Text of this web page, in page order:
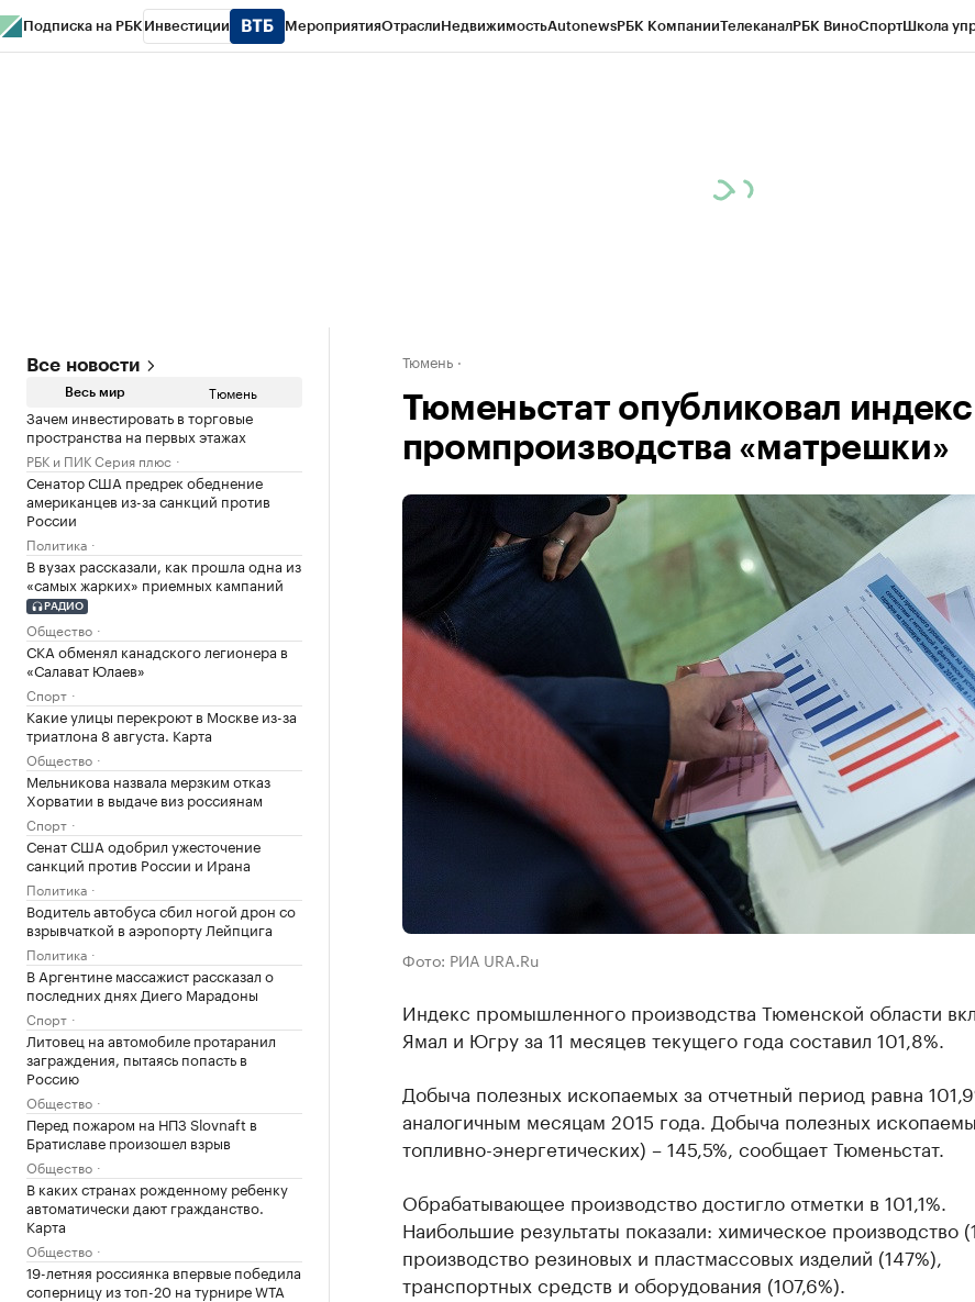
Подписка на РБК Инвестиции МероприятияОтраслиНедвижимостьAutonewsРБК КомпанииТелеканалРБК ВиноСпортШкола
Все новости
Весь мир Тюмень
Зачем инвестировать в торговые
пространства на первых этажах
РБК и ПИК Серия плюс
Сенатор США предрек обеднение
американцев из-за санкций против
России
Политика
В вузах рассказали, как прошла одна из
«самых жарких» приемных кампаний
РАДИО
Общество
СКА обменял канадского легионера в
«Салават Юлаев»
Спорт
Какие улицы перекроют в Москве из-за
триатлона 8 августа. Карта
Общество
Мельникова назвала мерзким отказ
Хорватии в выдаче виз россиянам
Спорт
Сенат США одобрил ужесточение
санкций против России и Ирана
Политика
Водитель автобуса сбил ногой дрон со
взрывчаткой в аэропорту Лейпцига
Политика
В Аргентине массажист рассказал о
последних днях Диего Марадоны
Спорт
Литовец на автомобиле протаранил
заграждения, пытаясь попасть в
Россию
Общество
Перед пожаром на НПЗ Slovnaft в
Братиславе произошел взрыв
Общество
В каких странах рожденному ребенку
автоматически дают гражданство.
Карта
Общество
19-летняя россиянка впервые победила
соперницу из топ-20 на турнире WTA
Тюмень
Тюменьстат опубликовал индекс
промпроизводства «матрешки»
Фото: РИА URA.Ru
Индекс промышленного производства Тюменской области
Ямал и Югру за 11 месяцев текущего года составил 101,8%.
Добыча полезных ископаемых за отчетный период равна
аналогичным месяцам 2015 года. Добыча полезных
топливно-энергетических) – 145,5%, сообщает Тюменьстат.
Обрабатывающее производство достигло отметки в 101,1%.
Наибольшие результаты показали: химическое производство
производство резиновых и пластмассовых изделий (147%),
транспортных средств и оборудования (107,6%).